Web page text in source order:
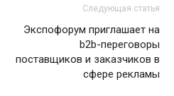
Следующая статья
Экспофорум приглашает на
b2b-переговоры
поставщиков и заказчиков в
сфере рекламы